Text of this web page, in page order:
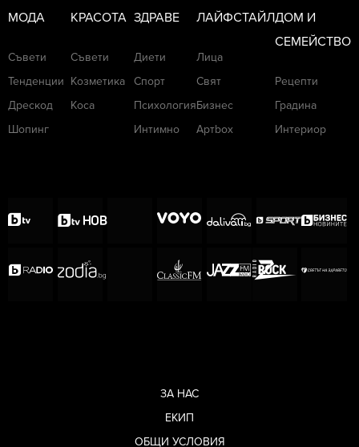
МОДА
Съвети
Тенденции
Дрескод
Шопинг
КРАСОТА
Съвети
Козметика
Коса
ЗДРАВЕ
Диети
Спорт
Психология
Интимно
ЛАЙФСТАЙЛ
Лица
Свят
Бизнес
Артbox
ДОМ И
СЕМЕЙСТВО
Рецепти
Градина
Интериор
ЗА НАС
ЕКИП
ОБЩИ УСЛОВИЯ